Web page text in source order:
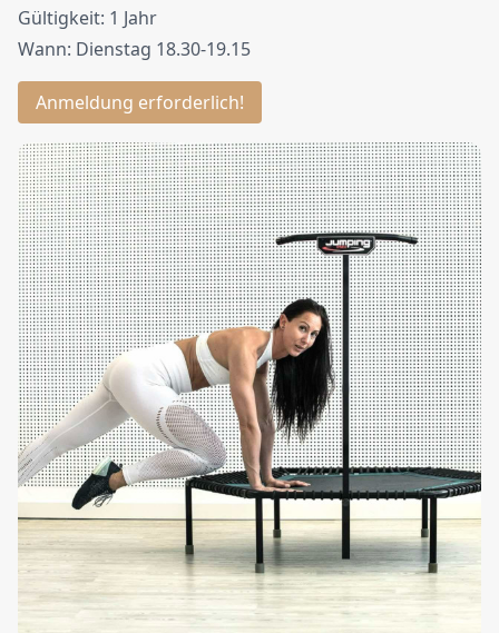
Gültigkeit: 1 Jahr
Wann: Dienstag 18.30-19.15
Anmeldung erforderlich!